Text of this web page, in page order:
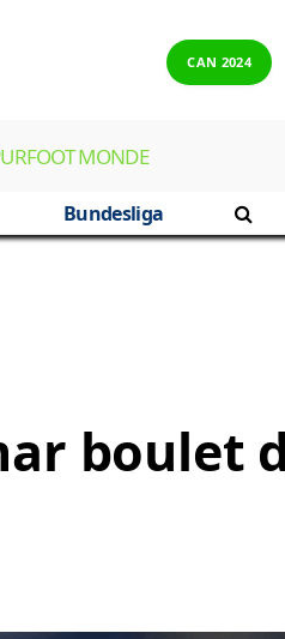
CAN 2024
MONDE
Bundesliga
boulet